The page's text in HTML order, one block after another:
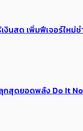
นสด เพิ่มฟีเจอร์ใ
กสุดยอดพลัง Do It